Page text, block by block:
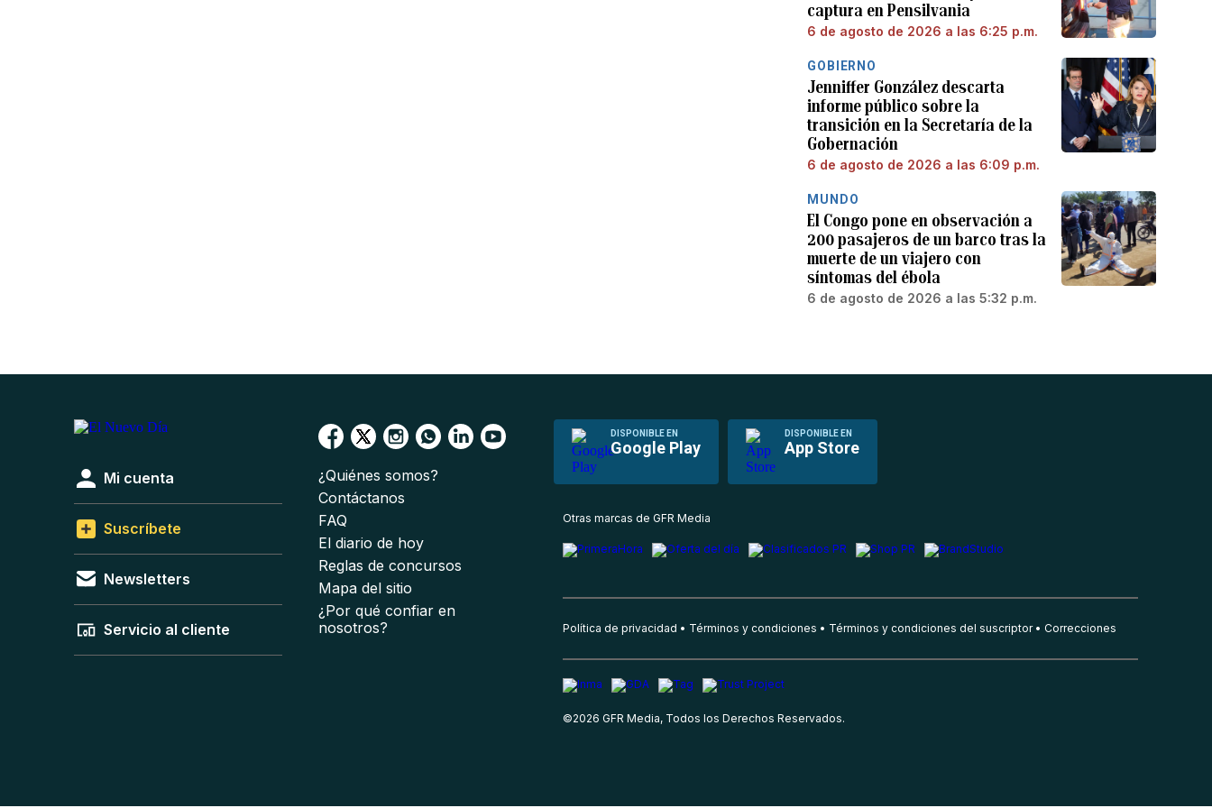
captura en Pensilvania
6 de agosto de 2026 a las 6:25 p.m.
GOBIERNO
Jenniffer González descarta
informe público sobre la
transición en la Secretaría de la
Gobernación
6 de agosto de 2026 a las 6:09 p.m.
MUNDO
El Congo pone en observación a
200 pasajeros de un barco tras la
muerte de un viajero con
síntomas del ébola
6 de agosto de 2026 a las 5:32 p.m.
DISPONIBLE EN
Google Play
DISPONIBLE EN
App Store
Mi cuenta
Suscríbete
Newsletters
Servicio al cliente
¿Quiénes somos?
Contáctanos
FAQ
El diario de hoy
Reglas de concursos
Mapa del sitio
¿Por qué confiar en
nosotros?
Otras marcas de GFR Media
Política de privacidad Términos y condiciones Términos y condiciones del suscriptor Correcciones
©2026 GFR Media, Todos los Derechos Reservados.